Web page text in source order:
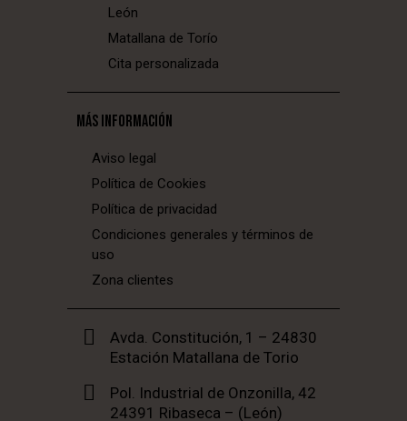
León
Matallana de Torío
Cita personalizada
MÁS INFORMACIÓN
Aviso legal
Política de Cookies
Política de privacidad
Condiciones generales y términos de
uso
Zona clientes
Avda. Constitución, 1 – 24830
Estación Matallana de Torio
Pol. Industrial de Onzonilla, 42
24391 Ribaseca – (León)